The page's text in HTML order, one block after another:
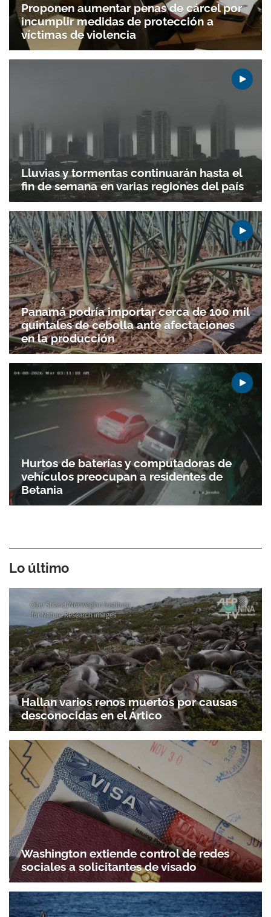
Proponen aumentar penas de cárcel por
incumplir medidas de protección a
víctimas de violencia
Lluvias y tormentas continuarán hasta el
fin de semana en varias regiones del país
Panamá podría importar cerca de 100 mil
quintales de cebolla ante afectaciones
en la producción
Hurtos de baterías y computadoras de
vehículos preocupan a residentes de
Betania
Lo último
Hallan varios renos muertos por causas
desconocidas en el Ártico
Washington extiende control de redes
sociales a solicitantes de visado